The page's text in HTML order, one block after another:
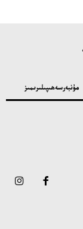
مۇنبەرسەھىپىلىرىمىز